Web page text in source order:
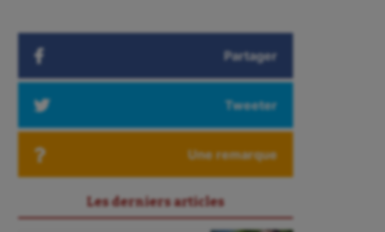
Partager
Tweeter
Une remarque
Les derniers articles